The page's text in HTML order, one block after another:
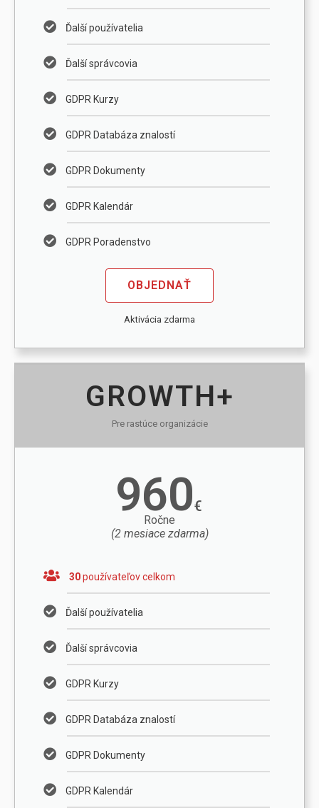
Ďalší používatelia
Ďalší správcovia
GDPR Kurzy
GDPR Databáza znalostí
GDPR Dokumenty
GDPR Kalendár
GDPR Poradenstvo
OBJEDNAŤ
Aktivácia zdarma
GROWTH+
Pre rastúce organizácie
960€
Ročne
(2 mesiace zdarma)
30používateľov celkom
Ďalší používatelia
Ďalší správcovia
GDPR Kurzy
GDPR Databáza znalostí
GDPR Dokumenty
GDPR Kalendár